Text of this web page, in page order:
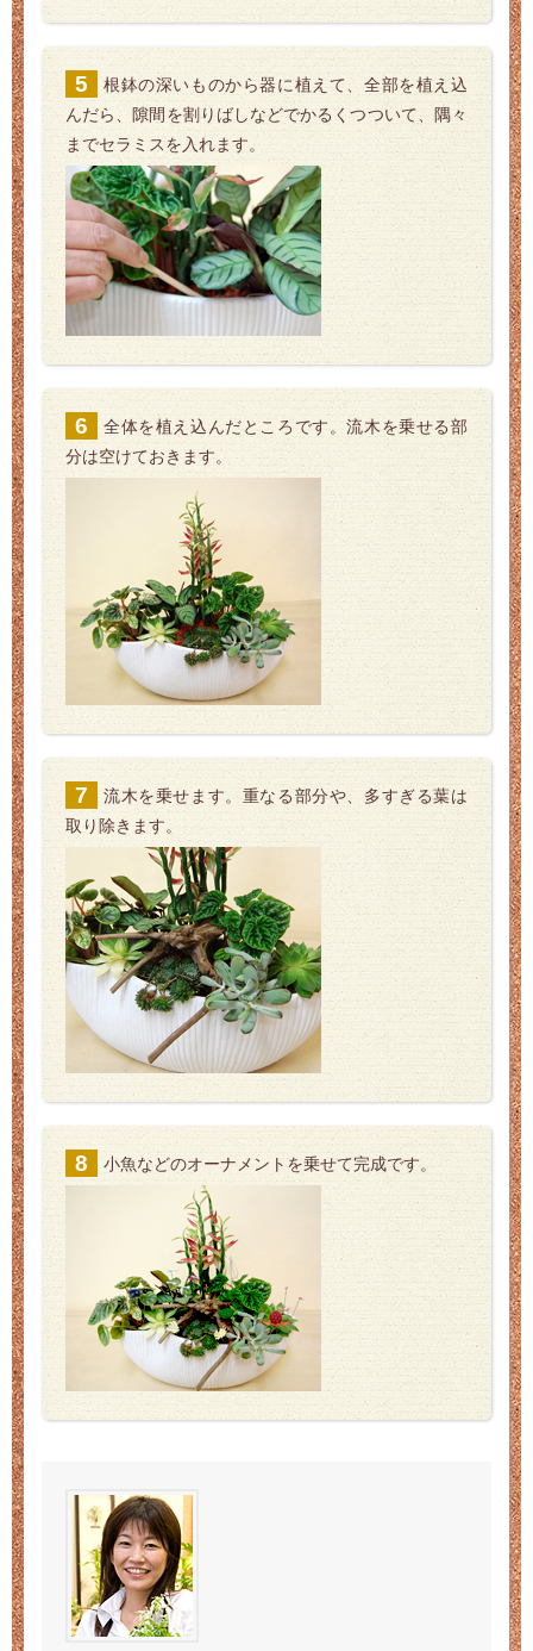
根鉢の深いものから器に植えて、全部を植え込
んだら、隙間を割りばしなどでかるくつついて、隅々
までセラミスを入れます。
全体を植え込んだところです。流木を乗せる部
分は空けておきます。
流木を乗せます。重なる部分や、多すぎる葉は
取り除きます。
小魚などのオーナメントを乗せて完成です。